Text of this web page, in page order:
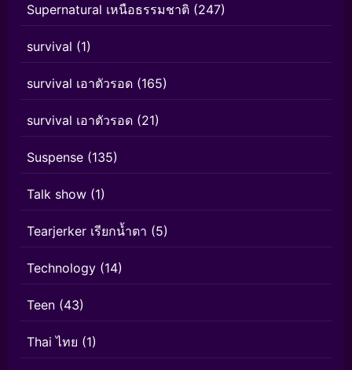
Supernatural เหนือธรรมชาติ (247)
survival (1)
survival เอาตัวรอด (165)
survival เอาตัวรอด (21)
Suspense (135)
Talk show (1)
Tearjerker เรียกน้ำตา (5)
Technology (14)
Teen (43)
Thai ไทย (1)